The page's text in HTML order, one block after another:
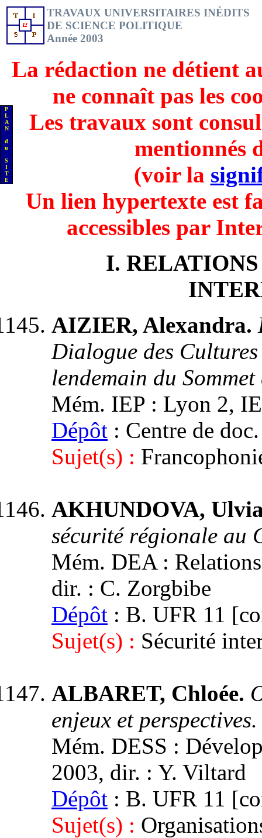
P
L
A
N
d
u
S
I
T
E
TRAVAUX UNIVERSITAIRES INÉDITS
DE SCIENCE POLITIQUE
Année 2003
La rédaction ne détient
ne connaît pas les
Les travaux sont
mentionnés
(voir la
Un lien hypertexte est
accessibles par
I.
AIZIER, Alexandra.
Dialogue des
lendemain du
Mém. IEP : Lyon 2,
Dépôt : Centre de doc.
Sujet(s) :
AKHUNDOVA,
sécurité régionale au
Mém. DEA :
dir. : C. Zorgbibe
Dépôt : B. UFR 11
Sujet(s) : Sécurité
ALBARET, Chloée.
enjeux et perspectives.
Mém. DESS :
2003, dir. : Y. Viltard
Dépôt : B. UFR 11
Sujet(s) :